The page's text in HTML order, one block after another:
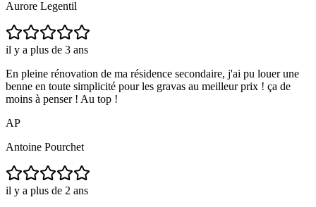
Aurore Legentil
il y a plus de 3 ans
En pleine rénovation de ma résidence secondaire, j'ai pu louer une
benne en toute simplicité pour les gravas au meilleur prix ! ça de
moins à penser ! Au top !
AP
Antoine Pourchet
il y a plus de 2 ans